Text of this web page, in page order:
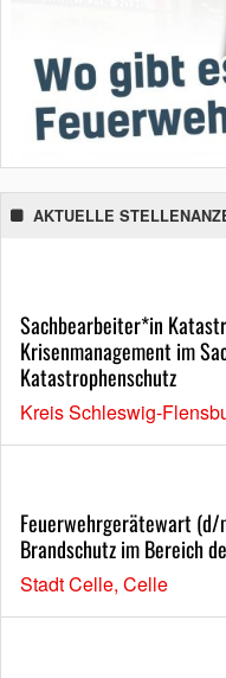
AKTUELLE
Sachbearbeiter*in
Krisenmanagement im
Katastrophenschutz
Kreis Schleswig-
Feuerwehrgerätewart
Brandschutz im Bereich
Stadt Celle, Celle